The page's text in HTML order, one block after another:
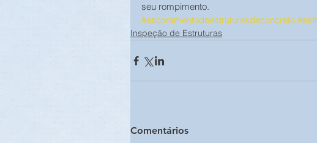
seu rompimento.
#escoramentodeestruturasdeconcreto
Inspeção de Estruturas
Comentários